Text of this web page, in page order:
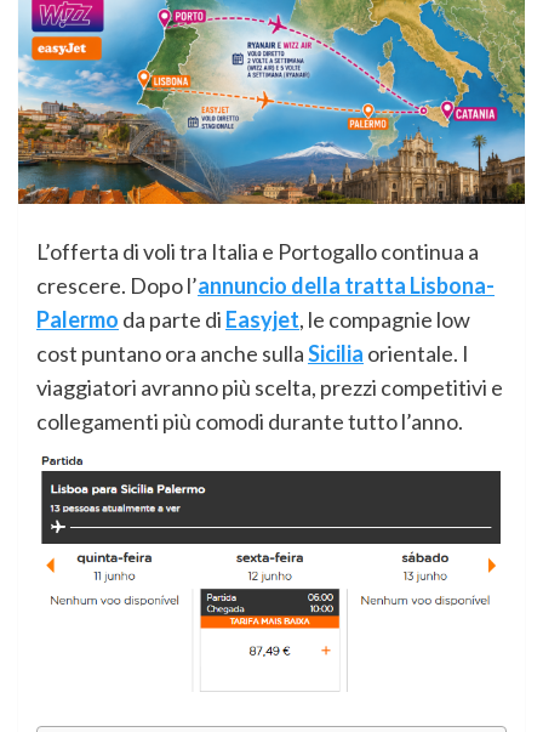
L’offerta di voli tra Italia e Portogallo continua a
crescere. Dopo l’annuncio della tratta Lisbona-
Palermo da parte di Easyjet, le compagnie low
cost puntano ora anche sullaSicilia orientale. I
viaggiatori avranno più scelta, prezzi competitivi e
collegamenti più comodi durante tutto l’anno.